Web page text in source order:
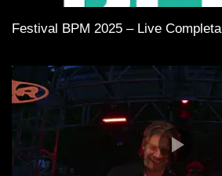
Festival BPM 2025 – Live Completa